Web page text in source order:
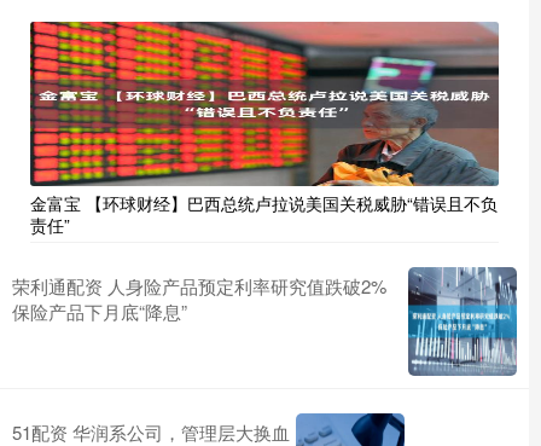
金富宝 【环球财经】巴西总统卢拉说美国关税威胁“错误且不负
责任”
荣利通配资 人身险产品预定利率研究值跌破2%
保险产品下月底“降息”
51配资 华润系公司，管理层大换血